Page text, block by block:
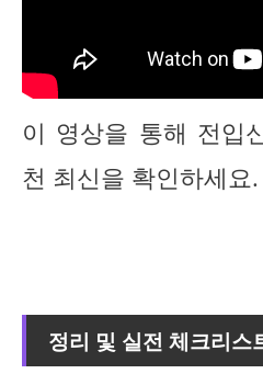
이 영상을 통해 전입
천 최신을 확인하세요.
정리 및 실전 체크리스